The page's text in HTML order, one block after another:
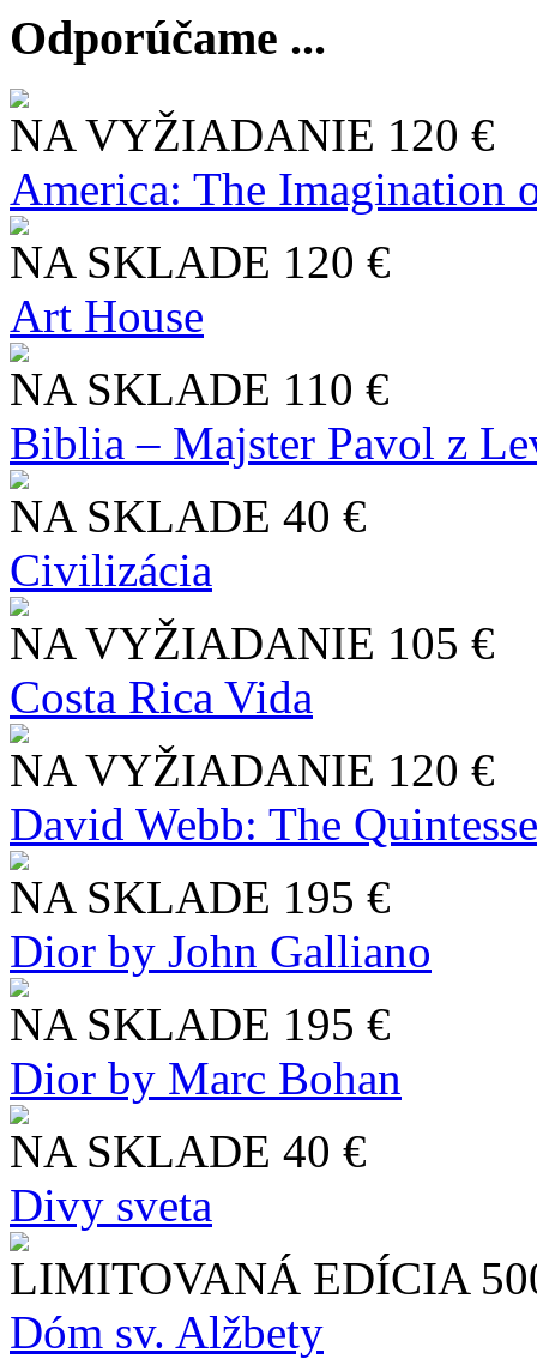
Odporúčame ...
NA VYŽIADANIE 120 €
America: The Imagination
NA SKLADE 120 €
Art House
NA SKLADE 110 €
Biblia – Majster Pavol z
NA SKLADE 40 €
Civilizácia
NA VYŽIADANIE 105 €
Costa Rica Vida
NA VYŽIADANIE 120 €
David Webb: The
NA SKLADE 195 €
Dior by John Galliano
NA SKLADE 195 €
Dior by Marc Bohan
NA SKLADE 40 €
Divy sveta
LIMITOVANÁ EDÍCIA
Dóm sv. Alžbety